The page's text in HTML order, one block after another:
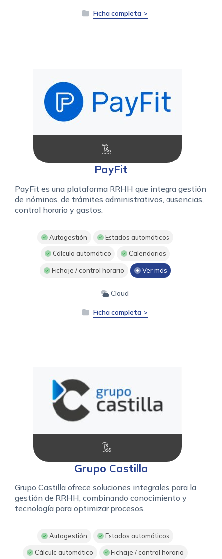
Ficha completa >
PayFit
PayFit es una plataforma RRHH que integra gestión
de nóminas, de trámites administrativos, ausencias,
control horario y gastos.
Autogestión Estados automáticos
Cálculo automático Calendarios
Fichaje / control horario Ver más
Cloud
Ficha completa >
Grupo Castilla
Grupo Castilla ofrece soluciones integrales para la
gestión de RRHH, combinando conocimiento y
tecnología para optimizar procesos.
Autogestión Estados automáticos
Cálculo automático Fichaje / control horario